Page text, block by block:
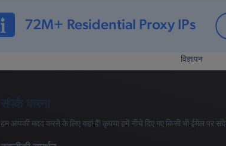
विज्ञापन
संपर्क करना
हम आपकी मदद करने के लिए यहां हैं! कृपया हमें नीचे दिए गए किसी भी ईमेल पर